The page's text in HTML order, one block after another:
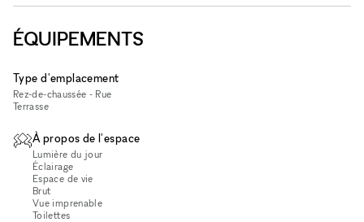
ÉQUIPEMENTS
Type d'emplacement
Rez-de-chaussée - Rue
Terrasse
À propos de l'espace
Lumière du jour
Éclairage
Espace de vie
Brut
Vue imprenable
Toilettes